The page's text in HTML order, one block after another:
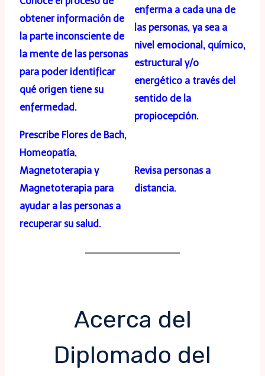
obtener información de
la parte inconsciente de
la mente de las personas
para poder identificar
qué origen tiene su
enfermedad.
enferma a cada una de
las personas, ya sea a
nivel emocional, químico,
estructural y/o
energético a través del
sentido de la
propiocepción.
Prescribe Flores de Bach,
Homeopatía,
Magnetoterapia y
Magnetoterapia para
ayudar a las personas a
recuperar su salud.
Revisa personas a
distancia.
Acerca del
Diplomado del